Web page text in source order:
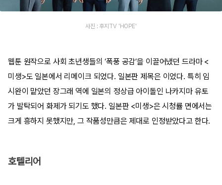
사진 : 후지TV 'HOPE'
웹툰 원작으로 사회 초년생들의 ‘폭풍 공감’을 이끌어냈던 드라마 <
미생>도 일본에서 리메이크 되었다. 일본판 제목은 이었다. 특히 임
시완이 맡았던 장그래 역에 일본의 정상급 아이돌인 나카지마 유토
가 발탁되어 화제가 되기도 했다. 일본판 <미생>은 시청률 면에서는
크게 흥하지 못했지만, 그 작품성만큼은 제대로 인정받았다고 한다.
호텔리어